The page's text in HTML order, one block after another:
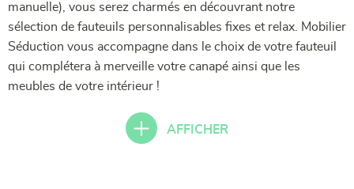
manuelle), vous serez charmés en découvrant notre
sélection de fauteuils personnalisables fixes et relax. Mobilier
Séduction vous accompagne dans le choix de votre fauteuil
qui complétera à merveille votre canapé ainsi que les
meubles de votre intérieur !
AFFICHER